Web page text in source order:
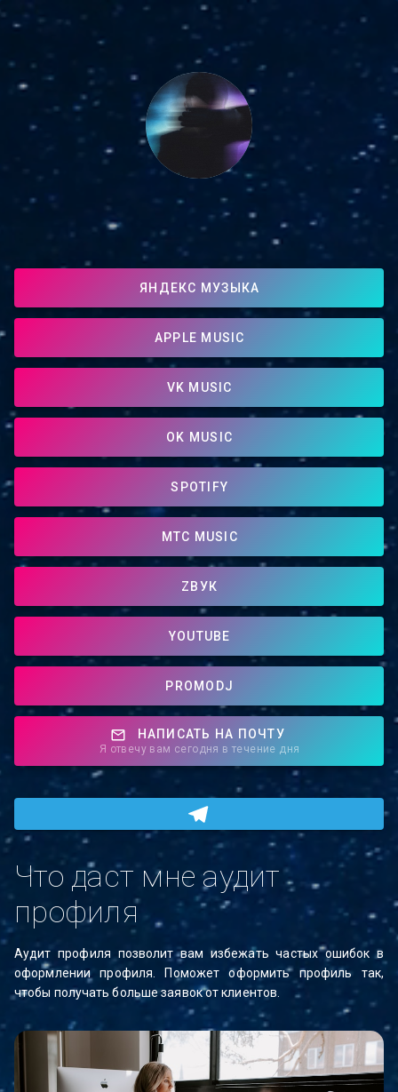
ЯНДЕКС МУЗЫКА
APPLE MUSIC
VK MUSIC
OK MUSIC
SPOTIFY
МТС MUSIC
ZВУК
YOUTUBE
PROMODJ
НАПИСАТЬ НА ПОЧТУ
Я отвечу вам сегодня в течение дня
Что даст мне аудит
профиля
Аудит профиля позволит вам избежать частых ошибок в
оформлении профиля. Поможет оформить профиль так,
чтобы получать больше заявок от клиентов.